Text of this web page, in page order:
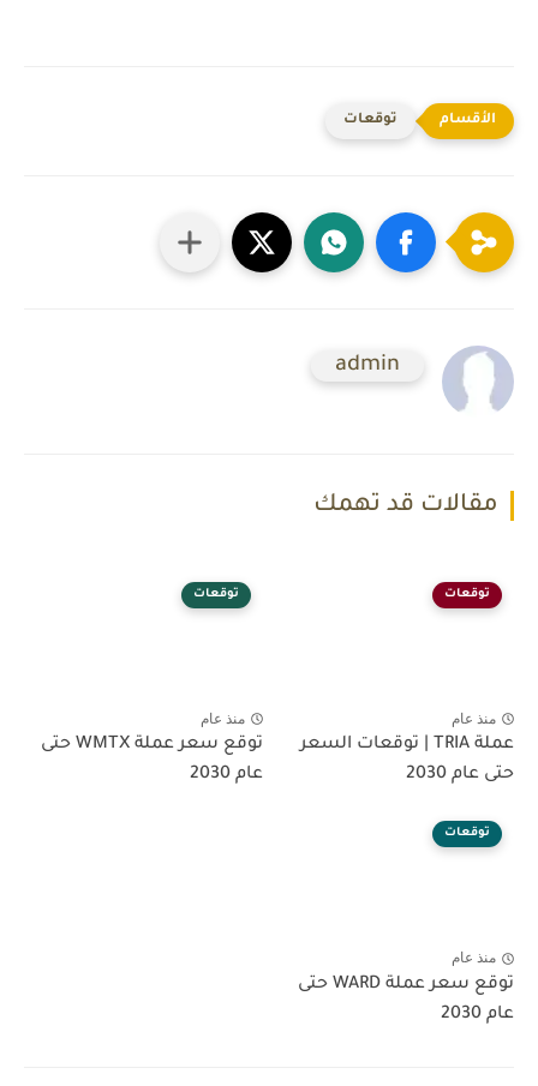
توقعات
admin
مقالات قد تهمك
توقعات
منذ عام
عملة TRIA | توقعات السعر
حتى عام 2030
توقعات
منذ عام
توقع سعر عملة WMTX حتى
عام 2030
توقعات
منذ عام
توقع سعر عملة WARD حتى
عام 2030